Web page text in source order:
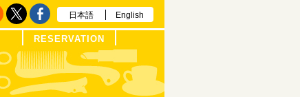
日本語 English
RESERVATION